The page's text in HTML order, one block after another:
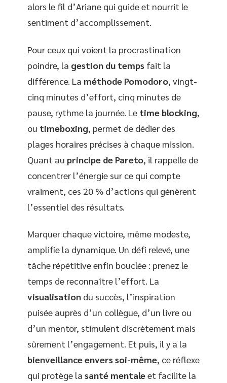
alors le fil d’Ariane qui guide et nourrit le
sentiment d’accomplissement.
Pour ceux qui voient la procrastination
poindre, la gestion du temps fait la
différence. La méthode Pomodoro, vingt-
cinq minutes d’effort, cinq minutes de
pause, rythme la journée. Le time blocking,
ou timeboxing, permet de dédier des
plages horaires précises à chaque mission.
Quant au principe de Pareto, il rappelle de
concentrer l’énergie sur ce qui compte
vraiment, ces 20 % d’actions qui génèrent
l’essentiel des résultats.
Marquer chaque victoire, même modeste,
amplifie la dynamique. Un défi relevé, une
tâche répétitive enfin bouclée : prenez le
temps de reconnaître l’effort. La
visualisation du succès, l’inspiration
puisée auprès d’un collègue, d’un livre ou
d’un mentor, stimulent discrètement mais
sûrement l’engagement. Et puis, il y a la
bienveillance envers soi-même, ce réflexe
qui protège la santé mentaleet facilite la